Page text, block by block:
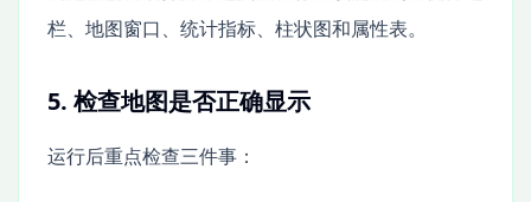
栏、地图窗口、统计指标、柱状图和属性表。
5. 检查地图是否正确显示
运行后重点检查三件事：